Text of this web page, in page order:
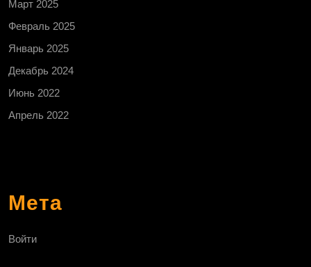
Март 2025
Февраль 2025
Январь 2025
Декабрь 2024
Июнь 2022
Апрель 2022
Мета
Войти